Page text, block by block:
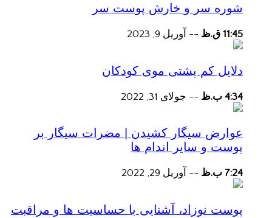
شوره سر و خارش پوست سر
11:45 ق.ظ -- آوریل 9, 2023
دلایل کم پشتی موی کودکان
4:34 ب.ظ -- جولای 31, 2022
عوارض سیگار کشیدن | مضرات سیگار بر
پوست و سایر اندام ها
7:24 ب.ظ -- آوریل 29, 2022
پوست نوزاد، آشنایی با حساسیت ها و مراقبت